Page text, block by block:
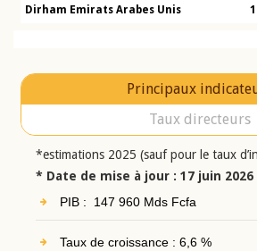
Dirham Emirats Arabes Unis
Principaux
Taux directeurs
*estimations 2025 (sauf pour le taux
* Date de mise à jour : 17 juin 2026
PIB : 147 960 Mds Fcfa
Taux de croissance : 6,6 %